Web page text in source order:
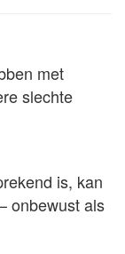
met
slechte
is, kan
onbewust als